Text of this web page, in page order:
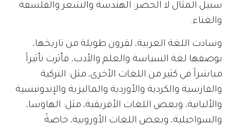
سبيل المثال لا الحصر: الهندسة والشعر والفلسفة
والغناء.
وسادت اللغة العربية، لقرون طويلة من تاريخها،
بوصفها لغة السياسة والعلم والأدب، فأثرت تأثيراً
مباشراً في كثير من اللغات الأخرى، مثل: التركية
والفارسية والكردية والأوردية والماليزية والإندونيسية
والألبانية، وبعض اللغات الأفريقية، مثل: الهاوسا،
والسواحيلية، وبعض اللغات الأوروبية، خاصةً